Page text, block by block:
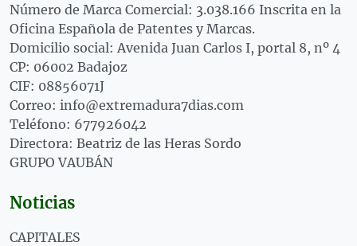
Número de Marca Comercial: 3.038.166 Inscrita en la
Oficina Española de Patentes y Marcas.
Domicilio social: Avenida Juan Carlos I, portal 8, nº 4
CP: 06002 Badajoz
CIF: 08856071J
Correo: info@extremadura7dias.com
Teléfono: 677926042
Directora: Beatriz de las Heras Sordo
GRUPO VAUBÁN
Noticias
CAPITALES